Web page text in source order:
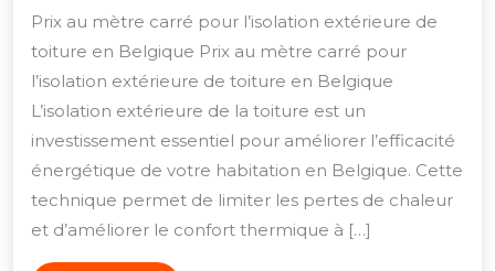
au
mètre
carré
de
l’isolation
extérieure
de
toiture
Prix au mètre carré pour l’isolation extérieure de
toiture en Belgique Prix au mètre carré pour
l’isolation extérieure de toiture en Belgique
L’isolation extérieure de la toiture est un
investissement essentiel pour améliorer l’efficacité
énergétique de votre habitation en Belgique. Cette
technique permet de limiter les pertes de chaleur
et d’améliorer le confort thermique à […]